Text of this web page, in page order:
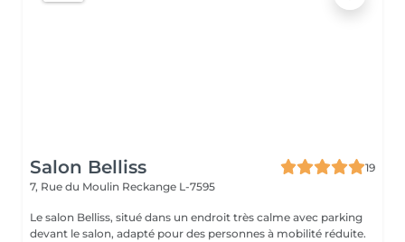
Salon Belliss
19
7, Rue du Moulin Reckange L-7595
Le salon Belliss, situé dans un endroit très calme avec parking
devant le salon, adapté pour des personnes à mobilité réduite.